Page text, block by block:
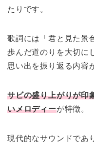
たりです。
歌詞には「君と見た景
歩んだ道のりを大切に
思い出を振り返る内容
サビの盛り上がりが印
いメロディーが特徴。
現代的なサウンドであ